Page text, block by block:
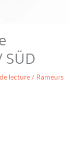
lecture/Rameurs